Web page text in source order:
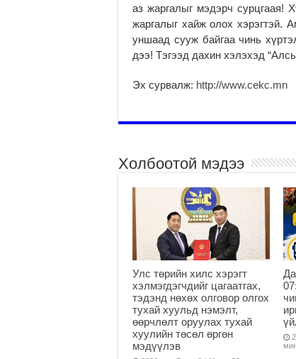
аз жаргалыг мэдэрч сурцгаая!
жаргалыг хайж олох хэрэгтэй.
уншаад сууж байгаа чинь
дээ! Тэгээд дахин хэлэхэд
Эх сурвалж: http://www.cekc.mn
Холбоотой мэдээ
Улс төрийн хилс хэрэгт
хэлмэгдэгчдийг цагаатгах,
тэдэнд нөхөх олговор олгох
тухай хуульд нэмэлт,
өөрчлөлт оруулах тухай
хуулийн төсөл өргөн
мэдүүлэв